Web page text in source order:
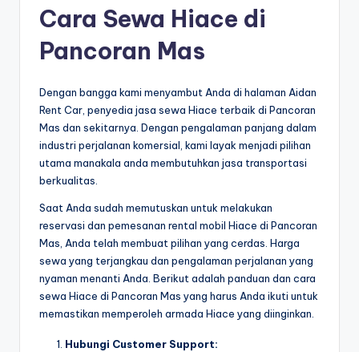
Cara Sewa Hiace di
Pancoran Mas
Dengan bangga kami menyambut Anda di halaman Aidan
Rent Car, penyedia jasa sewa Hiace terbaik di Pancoran
Mas dan sekitarnya. Dengan pengalaman panjang dalam
industri perjalanan komersial, kami layak menjadi pilihan
utama manakala anda membutuhkan jasa transportasi
berkualitas.
Saat Anda sudah memutuskan untuk melakukan
reservasi dan pemesanan rental mobil Hiace di Pancoran
Mas, Anda telah membuat pilihan yang cerdas. Harga
sewa yang terjangkau dan pengalaman perjalanan yang
nyaman menanti Anda. Berikut adalah panduan dan cara
sewa Hiace di Pancoran Mas yang harus Anda ikuti untuk
memastikan memperoleh armada Hiace yang diinginkan.
Hubungi Customer Support: